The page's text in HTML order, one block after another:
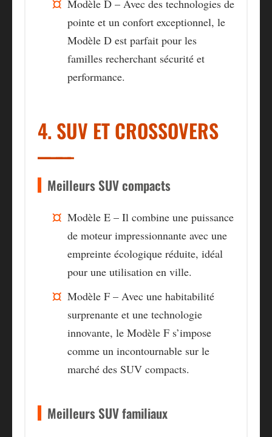
Modèle D – Avec des technologies de
pointe et un confort exceptionnel, le
Modèle D est parfait pour les
familles recherchant sécurité et
performance.
4. SUV ET CROSSOVERS
Meilleurs SUV compacts
Modèle E – Il combine une puissance
de moteur impressionnante avec une
empreinte écologique réduite, idéal
pour une utilisation en ville.
Modèle F – Avec une habitabilité
surprenante et une technologie
innovante, le Modèle F s’impose
comme un incontournable sur le
marché des SUV compacts.
Meilleurs SUV familiaux